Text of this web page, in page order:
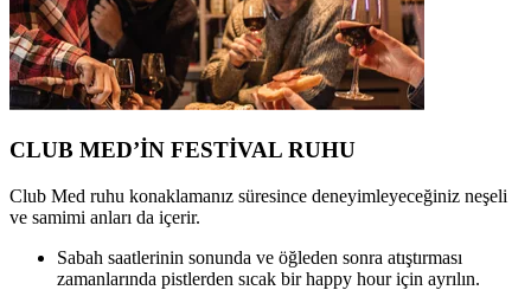
CLUB MED’İN FESTİVAL RUHU
Club Med ruhu konaklamanız süresince deneyimleyeceğiniz neşeli
ve samimi anları da içerir.
Sabah saatlerinin sonunda ve öğleden sonra atıştırması
zamanlarında pistlerden sıcak bir happy hour için ayrılın.